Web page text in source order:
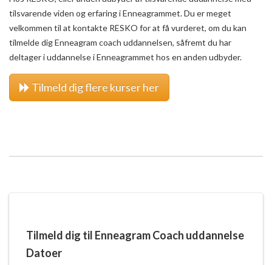
tilsvarende viden og erfaring i Enneagrammet. Du er meget
velkommen til at kontakte RESKO for at få vurderet, om du kan
tilmelde dig Enneagram coach uddannelsen, såfremt du har
deltager i uddannelse i Enneagrammet hos en anden udbyder.
Tilmeld dig flere kurser her
Tilmeld dig til Enneagram Coach uddannelse
Datoer